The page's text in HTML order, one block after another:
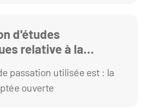
d'études
relative à la
passation utilisée est : la
ouverte